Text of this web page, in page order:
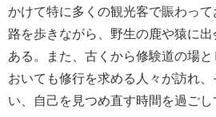
かけて特に多くの観光客で賑わっ
路を歩きながら、野生の鹿や猿に
ある。また、古くから修験道の場
おいても修行を求める人々が訪れ
い、自己を見つめ直す時間を過ごし